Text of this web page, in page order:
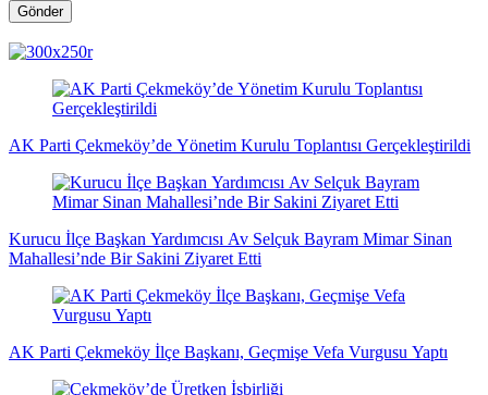
Gönder
haberleri
haberleri
haberleri
dakika
haberleri
dakika
haberleri
dakika
haberleri
haberler
haberler
haberleri
haberleri
haberleri
AK Parti Çekmeköy’de Yönetim Kurulu Toplantısı Gerçekleştirildi
Kurucu İlçe Başkan Yardımcısı Av Selçuk Bayram Mimar Sinan
Mahallesi’nde Bir Sakini Ziyaret Etti
AK Parti Çekmeköy İlçe Başkanı, Geçmişe Vefa Vurgusu Yaptı